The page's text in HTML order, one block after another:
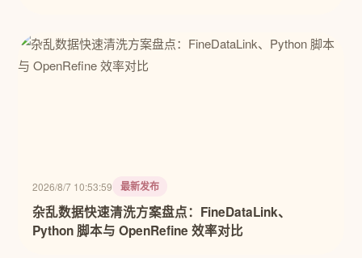
2026/8/7 10:53:59 最新发布
杂乱数据快速清洗方案盘点：FineDataLink、
Python 脚本与 OpenRefine 效率对比